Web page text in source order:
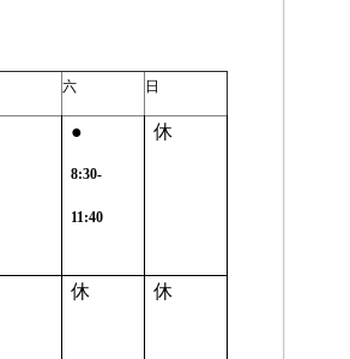
六 日
●
8:30-
11:40
休
休 休